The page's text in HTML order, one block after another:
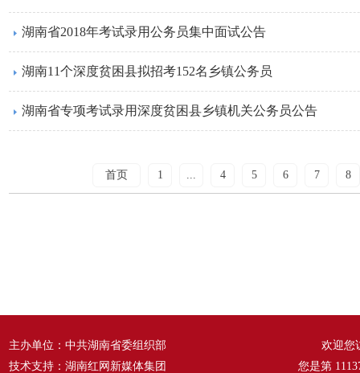
湖南省2018年考试录用公务员集中面试公告
湖南11个深度贫困县拟招考152名乡镇公务员
湖南省专项考试录用深度贫困县乡镇机关公务员公告
首页 1 ... 4 5 6 7 8
主办单位：中共湖南省委组织部
技术支持：湖南红网新媒体集团
欢迎您
您是第